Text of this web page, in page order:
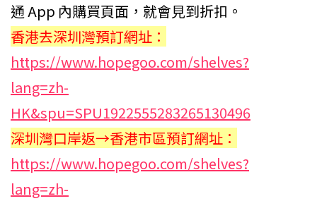
通 App 內購買頁面，就會見到折扣。
香港去深圳灣預訂網址：
https://www.hopegoo.com/shelves?
lang=zh-
HK&spu=SPU1922555283265130496
深圳灣口岸返→香港市區預訂網址：
https://www.hopegoo.com/shelves?
lang=zh-